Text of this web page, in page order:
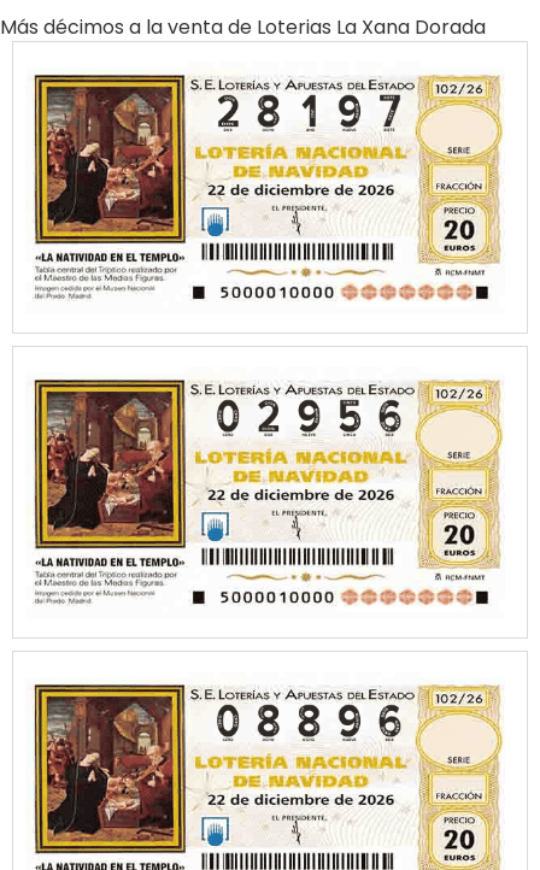
Más décimos a la venta de Loterias La Xana Dorada